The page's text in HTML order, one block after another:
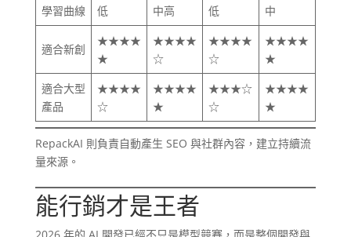
學習曲線 低 中高 低 中
適合新創
★★★★
★
★★★★
☆
★★★★
☆
★★★★
★
適合大型
產品
★★★★
☆
★★★★
★
★★★☆
☆
★★★★
★
RepackAI 則負責自動產生 SEO 與社群內容，建立持續流
量來源。
能行銷才是王者